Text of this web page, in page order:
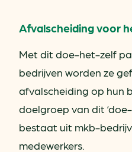
Afvalscheiding voor
Met dit doe-het-zelf
bedrijven worden ze
afvalscheiding op hun
doelgroep van dit
bestaat uit mkb-
medewerkers.